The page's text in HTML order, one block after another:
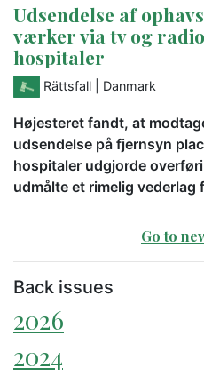
Udsendelse af
værker via tv og
hospitaler
Rättsfall | Danmark
Højesteret fandt, at
udsendelse på fjernsyn
hospitaler udgjorde
udmålte et rimelig vederlag
Go to
Back issues
2026
2024